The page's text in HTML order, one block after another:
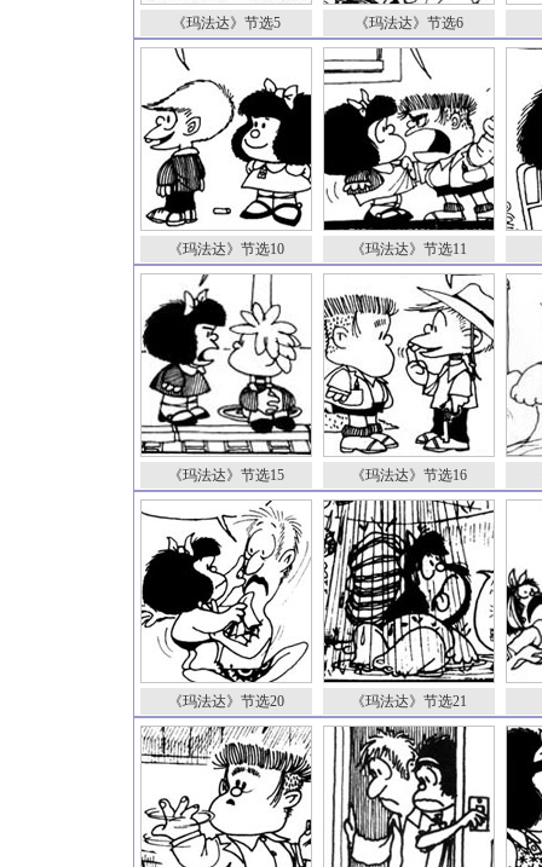
《玛法达》节选5 《玛法达》节选6
《玛法达》节选10 《玛法达》节选11
《玛法达》节选15 《玛法达》节选16
《玛法达》节选20 《玛法达》节选21